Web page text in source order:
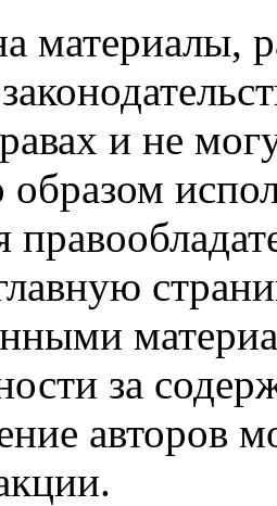
материалы,
и не
за
авторов